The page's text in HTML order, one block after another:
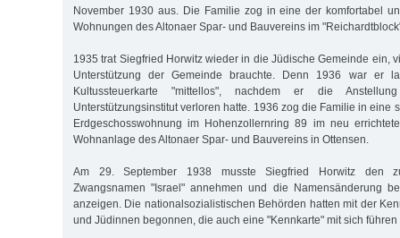
November 1930 aus. Die Familie zog in eine der komfortabel
Wohnungen des Altonaer Spar- und Bauvereins im
1935 trat Siegfried Horwitz wieder in die Jüdische Gemeinde ein,
Unterstützung der Gemeinde brauchte. Denn 1936 war er
Kultussteuerkarte "mittellos", nachdem er die
Unterstützungsinstitut verloren hatte. 1936 zog die Familie in eine
Erdgeschosswohnung im Hohenzollernring 89 im neu
Wohnanlage des Altonaer Spar- und Bauvereins in Ottensen.
Am 29. September 1938 musste Siegfried Horwitz den
Zwangsnamen "Israel" annehmen und die Namensänderung
anzeigen. Die nationalsozialistischen Behörden hatten mit der
und Jüdinnen begonnen, die auch eine "Kennkarte" mit sich führen